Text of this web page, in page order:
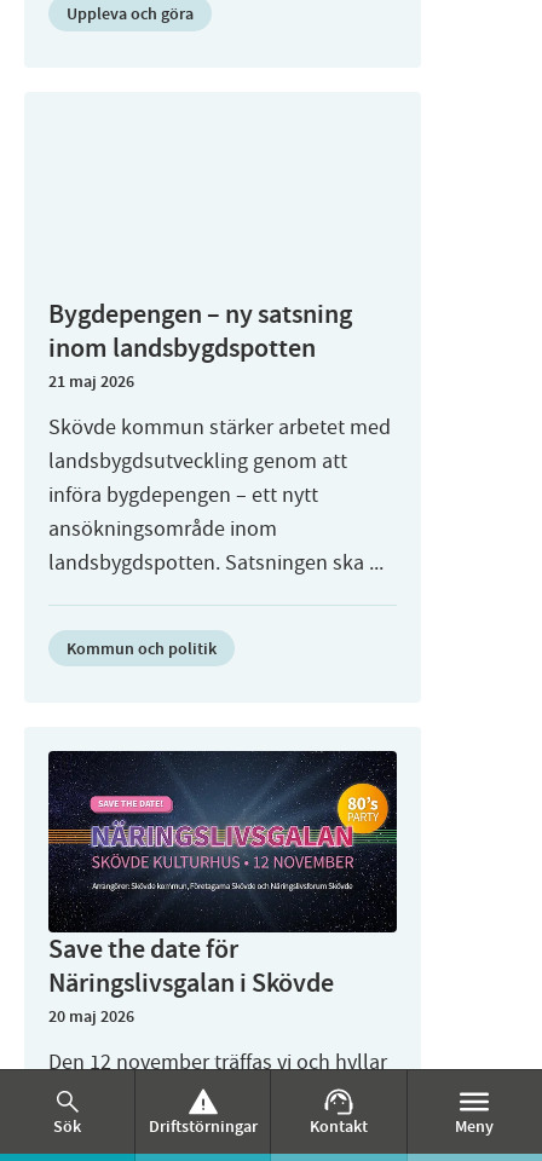
Sök Driftstörningar Kontakt Meny
Uppleva och göra
Bygdepengen – ny satsning
inom landsbygdspotten
21 maj 2026
Skövde kommun stärker arbetet med
landsbygdsutveckling genom att
införa bygdepengen – ett nytt
ansökningsområde inom
landsbygdspotten. Satsningen ska ...
Kommun och politik
Save the date för
Näringslivsgalan i Skövde
20 maj 2026
Den 12 november träffas vi och hyllar
det lokala näringslivet på årets
Näringslivsgala i Skövde.